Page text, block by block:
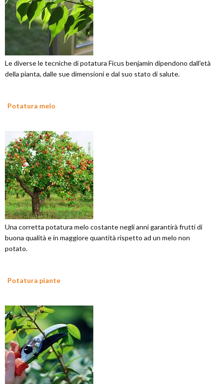
Le diverse le tecniche di potatura Ficus benjamin dipendono dall'età
della pianta, dalle sue dimensioni e dal suo stato di salute.
Potatura melo
Una corretta potatura melo costante negli anni garantirà frutti di
buona qualità e in maggiore quantità rispetto ad un melo non
potato.
Potatura piante